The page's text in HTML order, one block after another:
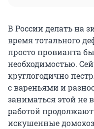
В России делать на
время тотального
просто провианта
необходимостью.
круглогодично
с вареньями и
заниматься этой не
работой
искушенные